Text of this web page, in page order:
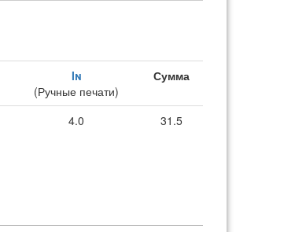
In
(Ручные печати)
Сумма
4.0 31.5